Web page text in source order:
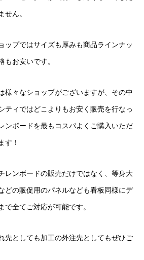
施工
せん。
ップではサイズも厚みも商品ラインナッ
もお安いです。
様々なショップがございますが、その中
ティではどこよりもお安く販売を行なっ
ンボードを最もコスパよくご購入いただ
す！
レンボードの販売だけではなく、等身大
どの販促用のパネルなども看板同様にデ
で全てご対応が可能です。
先としても加工の外注先としてもぜひご